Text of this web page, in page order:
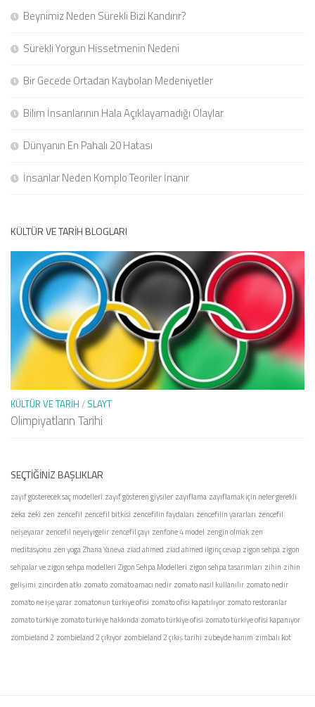
Beynimiz Neden Sürekli Bizi Kandırır?
Sürekli Yorgun Hissetmenin Nedeni
Bir Gecede Ortadan Kaybolan Medeniyetler
Bilim İnsanlarının Hala Açıklayamadığı Olaylar
Dünyanın En Pahalı 20 Hatası
İnsanlar Neden Komplo Teoriler İnanır
KÜLTÜR VE TARIH BLOGLARI
KÜLTÜR VE TARIH / SLAYT
Olimpiyatların Tarihi
SEÇTIĞINIZ BAŞLIKLAR
zayıf gösterecek saç modelleri zayıf gösteren giysiler zayıflama zayıflamak için neler gerekli
zeka zeki zen zencefil zencefil bitkisi zencefilin faydaları zencefilin yararları zencefil
neişeyarar zencefil neyeiyigelir zencefil çayı zenfone 4 model zengin olmak zen
meditasyonu zen yogaZhana Yaneva ziad ahmed ziad ahmed ilginç cevap zigon sehpa zigon
sehpalar ve zigon sehpa modelleri Zigon Sehpa Modelleri zigon sehpa tasarımları zihin zihin
gelişimi zincirden atkı zomato zomato amacı nedir zomato nasıl kullanılır zomato nedir
zomato ne işe yarar zomatonun türkiye ofisi zomato ofisi kapatılıyor zomato restoranlar
zomato türkiye zomato türkiye hakkında zomato türkiye ofisi zomato türkiye ofisi kapanıyor
zombieland 2 zombieland 2 çıkıyor zombieland 2 çıkış tarihi zübeyde hanım zımbalı kot